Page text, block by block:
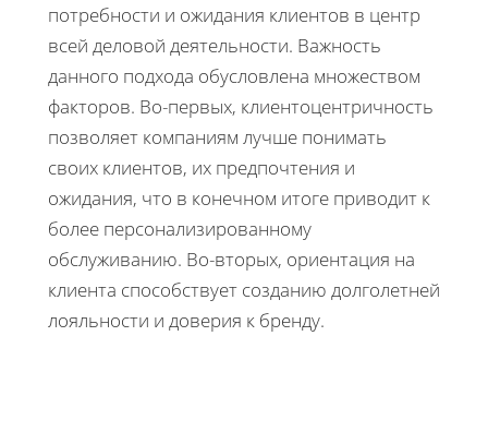
потребности и ожидания клиентов в центр
всей деловой деятельности. Важность
данного подхода обусловлена множеством
факторов. Во-первых, клиентоцентричность
позволяет компаниям лучше понимать
своих клиентов, их предпочтения и
ожидания, что в конечном итоге приводит к
более персонализированному
обслуживанию. Во-вторых, ориентация на
клиента способствует созданию долголетней
лояльности и доверия к бренду.